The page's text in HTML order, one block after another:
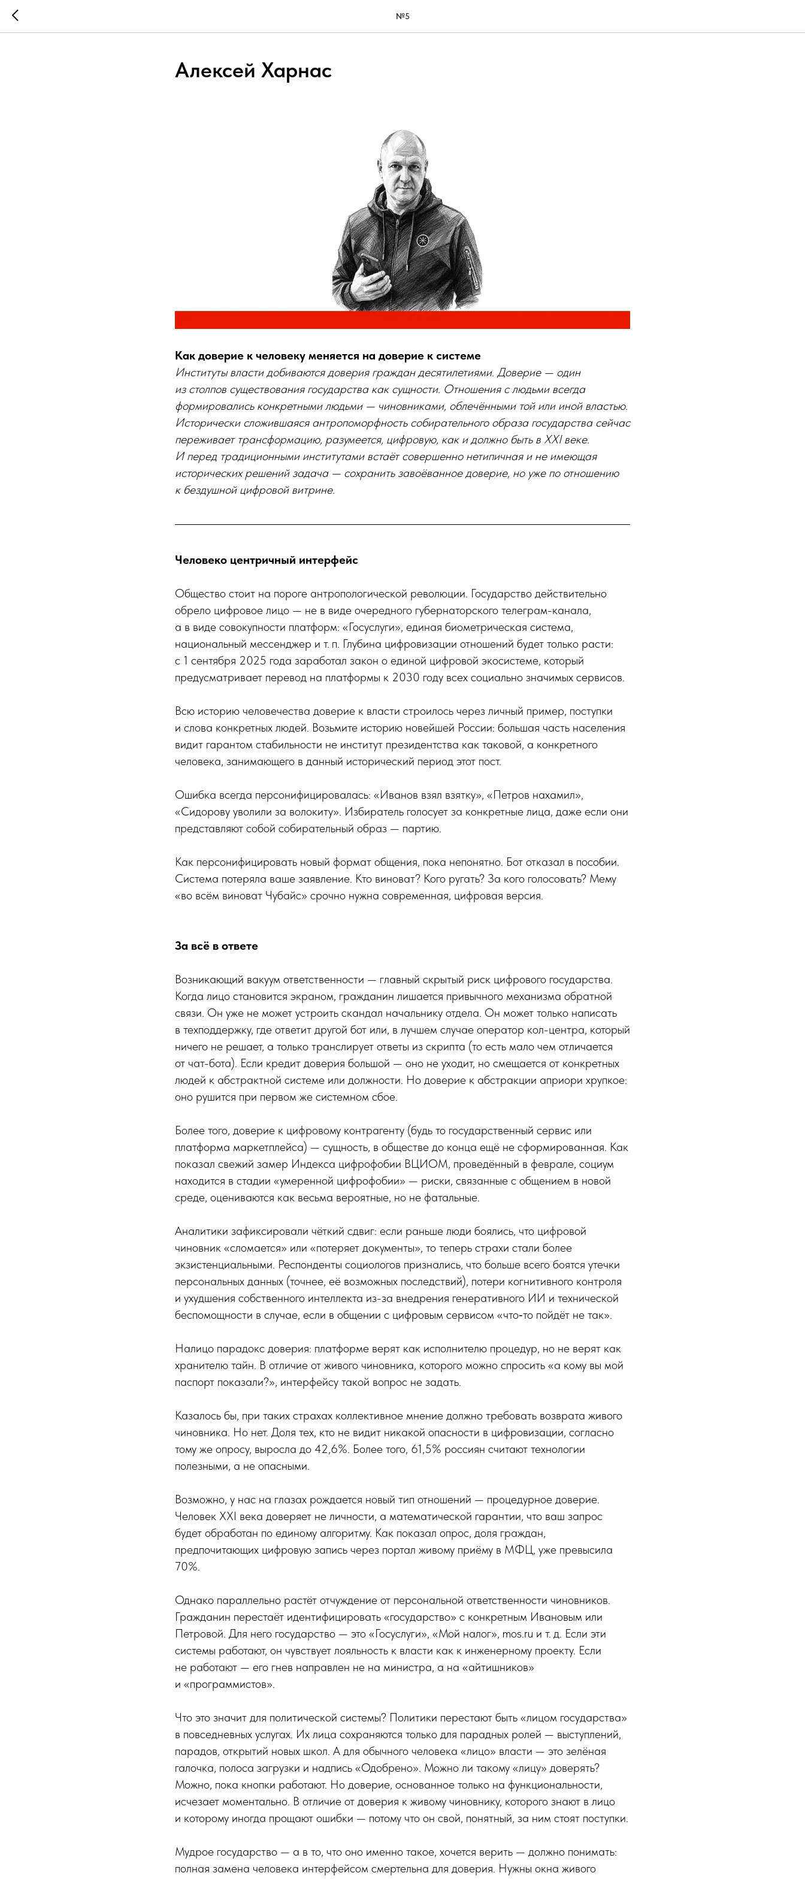
№5
Алексей Харнас
Как доверие к человеку меняется на доверие к системе
Институты власти добиваются доверия граждан десятилетиями. Доверие — один
из столпов существования государства как сущности. Отношения с людьми всегда
формировались конкретными людьми — чиновниками, облечёнными той или иной властью.
Исторически сложившаяся антропоморфность собирательного образа государства сейчас
переживает трансформацию, разумеется, цифровую, как и должно быть в XXI веке.
И перед традиционными институтами встаёт совершенно нетипичная и не имеющая
исторических решений задача — сохранить завоёванное доверие, но уже по отношению
к бездушной цифровой витрине.
Человеко центричный интерфейс
Общество стоит на пороге антропологической революции. Государство действительно
обрело цифровое лицо — не в виде очередного губернаторского телеграм-канала,
а в виде совокупности платформ: «Госуслуги», единая биометрическая система,
национальный мессенджер и т. п. Глубина цифровизации отношений будет только расти:
с 1 сентября 2025 года заработал закон о единой цифровой экосистеме, который
предусматривает перевод на платформы к 2030 году всех социально значимых сервисов.
Всю историю человечества доверие к власти строилось через личный пример, поступки
и слова конкретных людей. Возьмите историю новейшей России: большая часть населения
видит гарантом стабильности не институт президентства как таковой, а конкретного
человека, занимающего в данный исторический период этот пост.
Ошибка всегда персонифицировалась: «Иванов взял взятку», «Петров нахамил»,
«Сидорову уволили за волокиту». Избиратель голосует за конкретные лица, даже если они
представляют собой собирательный образ — партию.
Как персонифицировать новый формат общения, пока непонятно. Бот отказал в пособии.
Система потеряла ваше заявление. Кто виноват? Кого ругать? За кого голосовать? Мему
«во всём виноват Чубайс» срочно нужна современная, цифровая версия.
За всё в ответе
Возникающий вакуум ответственности — главный скрытый риск цифрового государства.
Когда лицо становится экраном, гражданин лишается привычного механизма обратной
связи. Он уже не может устроить скандал начальнику отдела. Он может только написать
в техподдержку, где ответит другой бот или, в лучшем случае оператор кол-центра, который
ничего не решает, а только транслирует ответы из скрипта (то есть мало чем отличается
от чат-бота). Если кредит доверия большой — оно не уходит, но смещается от конкретных
людей к абстрактной системе или должности. Но доверие к абстракции априори хрупкое:
оно рушится при первом же системном сбое.
Более того, доверие к цифровому контрагенту (будь то государственный сервис или
платформа маркетплейса) — сущность, в обществе до конца ещё не сформированная. Как
показал свежий замер Индекса цифрофобии ВЦИОМ, проведённый в феврале, социум
находится в стадии «умеренной цифрофобии» — риски, связанные с общением в новой
среде, оцениваются как весьма вероятные, но не фатальные.
Аналитики зафиксировали чёткий сдвиг: если раньше люди боялись, что цифровой
чиновник «сломается» или «потеряет документы», то теперь страхи стали более
экзистенциальными. Респонденты социологов признались, что больше всего боятся утечки
персональных данных (точнее, её возможных последствий), потери когнитивного контроля
и ухудшения собственного интеллекта из-за внедрения генеративного ИИ и технической
беспомощности в случае, если в общении с цифровым сервисом «что‑то пойдёт не так».
Налицо парадокс доверия: платформе верят как исполнителю процедур, но не верят как
хранителю тайн. В отличие от живого чиновника, которого можно спросить «а кому вы мой
паспорт показали?», интерфейсу такой вопрос не задать.
Казалось бы, при таких страхах коллективное мнение должно требовать возврата живого
чиновника. Но нет. Доля тех, кто не видит никакой опасности в цифровизации, согласно
тому же опросу, выросла до 42,6%. Более того, 61,5% россиян считают технологии
полезными, а не опасными.
Возможно, у нас на глазах рождается новый тип отношений — процедурное доверие.
Человек XXI века доверяет не личности, а математической гарантии, что ваш запрос
будет обработан по единому алгоритму. Как показал опрос, доля граждан,
предпочитающих цифровую запись через портал живому приёму в МФЦ, уже превысила
70%.
Однако параллельно растёт отчуждение от персональной ответственности чиновников.
Гражданин перестаёт идентифицировать «государство» с конкретным Ивановым или
Петровой. Для него государство — это «Госуслуги», «Мой налог», mos.ru и т. д. Если эти
системы работают, он чувствует лояльность к власти как к инженерному проекту. Если
не работают — его гнев направлен не на министра, а на «айтишников»
и «программистов».
Что это значит для политической системы? Политики перестают быть «лицом государства»
в повседневных услугах. Их лица сохраняются только для парадных ролей — выступлений,
парадов, открытий новых школ. А для обычного человека «лицо» власти — это зелёная
галочка, полоса загрузки и надпись «Одобрено». Можно ли такому «лицу» доверять?
Можно, пока кнопки работают. Но доверие, основанное только на функциональности,
исчезает моментально. В отличие от доверия к живому чиновнику, которого знают в лицо
и которому иногда прощают ошибки — потому что он свой, понятный, за ним стоят поступки.
Мудрое государство — а в то, что оно именно такое, хочется верить — должно понимать:
полная замена человека интерфейсом смертельна для доверия. Нужны окна живого